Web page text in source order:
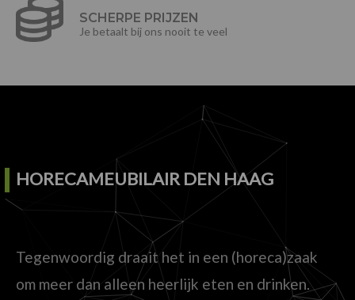
SCHERPE PRIJZEN
Je betaalt bij ons nooit te veel
HORECAMEUBILAIR DEN HAAG
Tegenwoordig draait het in een (horeca)zaak
om meer dan alleen heerlijk eten en drinken.